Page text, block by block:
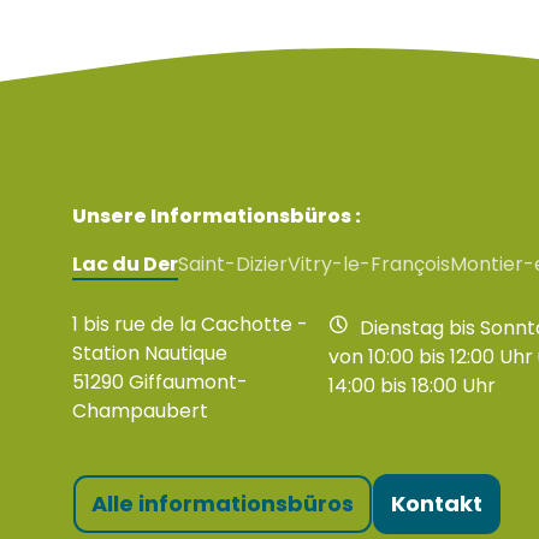
Unsere Informationsbüros :
Lac du DerSaint-DizierVitry-le-François
1 bis rue de la Cachotte -
Station Nautique
51290 Giffaumont-
Champaubert
Dienstag bis
von 10:00 bis 12:00
14:00 bis 18:00 Uhr
Alle informationsbüros Kontakt